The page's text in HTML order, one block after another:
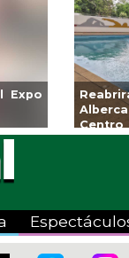
Expo
Centro